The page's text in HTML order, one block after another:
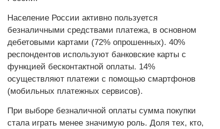
Население России активно пользуется
безналичными средствами платежа, в основном
дебетовыми картами (72% опрошенных). 40%
респондентов используют банковские карты с
функцией бесконтактной оплаты. 14%
осуществляют платежи с помощью смартфонов
(мобильных платежных сервисов).
При выборе безналичной оплаты сумма покупки
стала играть менее значимую роль. Доля тех, кто,